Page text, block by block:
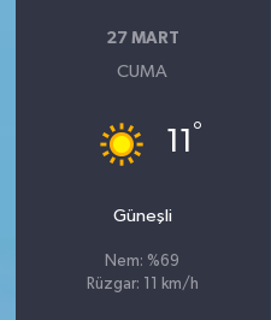
27 MART
CUMA
11 °
Güneşli
Nem: %69
Rüzgar: 11 km/h